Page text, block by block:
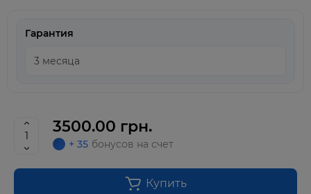
Гарантия
3500.00 грн.
+ 35 бонусов на счет
Купить